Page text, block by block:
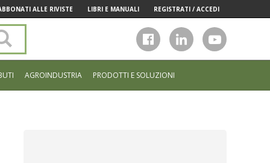
ALLE RIVISTE LIBRI E MANUALI REGISTRATI / ACCEDI
sito
AGROINDUSTRIA PRODOTTI E SOLUZIONI